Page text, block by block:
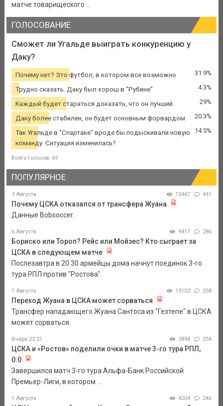
матче товарищеского ...
ГОЛОСОВАНИЕ
Сможет ли Угальде выиграть конкуренцию у
Даку?
Почему нет? Это футбол, в котором все возможно 31.9%
Трудно сказать. Даку был хорош в "Рубине" 4.3%
Каждый будет стараться доказать, что он лучший 29%
Даку более стабилен, он будет основным форвардом 20.3%
Так Угальде в "Спартаке" вроде бы подыскивали новую
команду. Ситуация изменилась?
14.5%
Всего голосов: 69
ПОПУЛЯРНОЕ
3 Августа 15447 441
Почему ЦСКА отказался от трансфера Жуана
Данные Bobsoccer.
6 Августа 9417 286
Бориско или Тороп? Рейс или Мойзес? Кто сыграет за
ЦСКА в следующем матче
Послезавтра в 20.30 армейцы дома начнут поединок 3-го
тура РПЛ против "Ростова".
1 Августа 13102 258
Переход Жуана в ЦСКА может сорваться
Трансфер нападающего Жуана Сантоса из "Гезтепе" в ЦСКА
может сорваться.
Вчера 22:21 2894 254
ЦСКА и «Ростов» поделили очки в матче 3-го тура РПЛ,
0:0
Завершился матч 3-го тура Альфа-Банк Российской
Премьер-Лиги, в котором ...
1 Августа 4204 246